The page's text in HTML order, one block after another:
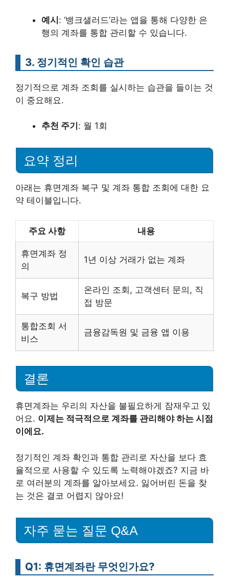
예시: ‘뱅크샐러드’라는 앱을 통해 다양한 은
행의 계좌를 통합 관리할 수 있습니다.
3. 정기적인 확인 습관
정기적으로 계좌 조회를 실시하는 습관을 들이는 것
이 중요해요.
추천 주기 : 월 1회
요약 정리
아래는 휴면계좌 복구 및 계좌 통합 조회에 대한 요
약 테이블입니다.
주요 사항 내용
휴면계좌 정
의
1년 이상 거래가 없는 계좌
복구 방법
온라인 조회, 고객센터 문의, 직
접 방문
통합조회 서
비스
금융감독원 및 금융 앱 이용
결론
휴면계좌는 우리의 자산을 불필요하게 잠재우고 있
어요. 이제는 적극적으로 계좌를 관리해야 하는 시점
이에요.
정기적인 계좌 확인과 통합 관리로 자산을 보다 효
율적으로 사용할 수 있도록 노력해야겠죠? 지금 바
로 여러분의 계좌를 알아보세요. 잃어버린 돈을 찾
는 것은 결코 어렵지 않아요!
자주 묻는 질문 Q&A
Q1: 휴면계좌란 무엇인가요?